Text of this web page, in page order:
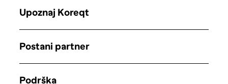
Upoznaj Koreqt
Postani partner
Podrška